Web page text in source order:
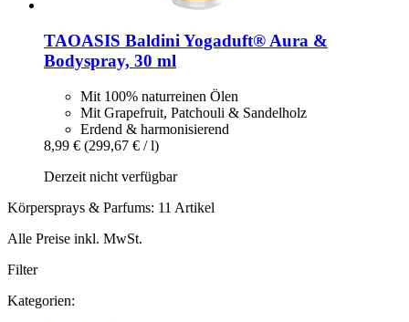
TAOASIS Baldini Yogaduft® Aura &
Bodyspray, 30 ml
Mit 100% naturreinen Ölen
Mit Grapefruit, Patchouli & Sandelholz
Erdend & harmonisierend
8,99 € (299,67 € / l)
Derzeit nicht verfügbar
Körpersprays & Parfums: 11 Artikel
Alle Preise inkl. MwSt.
Filter
Kategorien: